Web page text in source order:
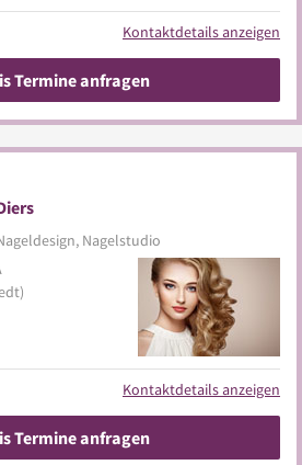
Kontaktdetails anzeigen
Termine anfragen
Nagelstudio
Kontaktdetails anzeigen
Termine anfragen